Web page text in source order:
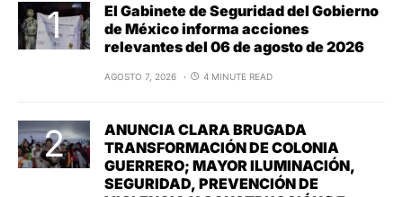
El Gabinete de Seguridad del Gobierno
de México informa acciones
relevantes del 06 de agosto de 2026
AGOSTO 7, 2026 4 MINUTE READ
ANUNCIA CLARA BRUGADA
TRANSFORMACIÓN DE COLONIA
GUERRERO; MAYOR ILUMINACIÓN,
SEGURIDAD, PREVENCIÓN DE